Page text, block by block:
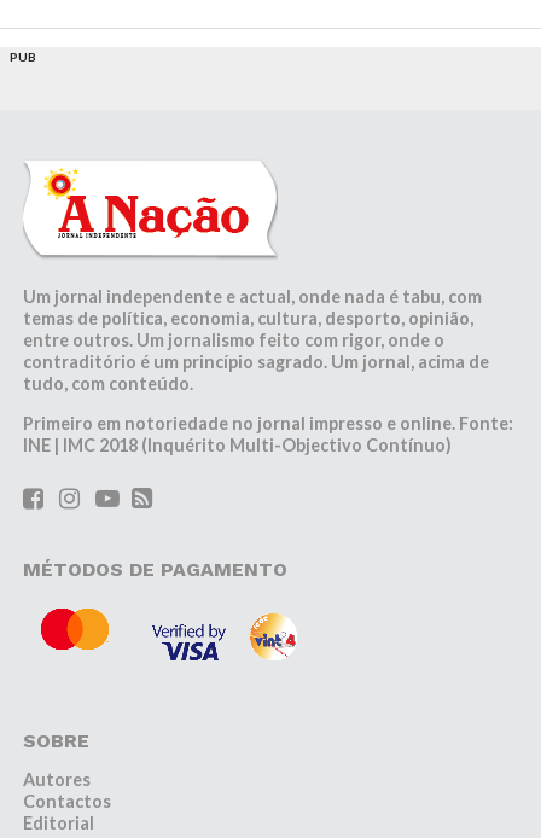
PUB
Um jornal independente e actual, onde nada é tabu, com
temas de política, economia, cultura, desporto, opinião,
entre outros. Um jornalismo feito com rigor, onde o
contraditório é um princípio sagrado. Um jornal, acima de
tudo, com conteúdo.
Primeiro em notoriedade no jornal impresso e online. Fonte:
INE | IMC 2018 (Inquérito Multi-Objectivo Contínuo)
MÉTODOS DE PAGAMENTO
SOBRE
Autores
Contactos
Editorial